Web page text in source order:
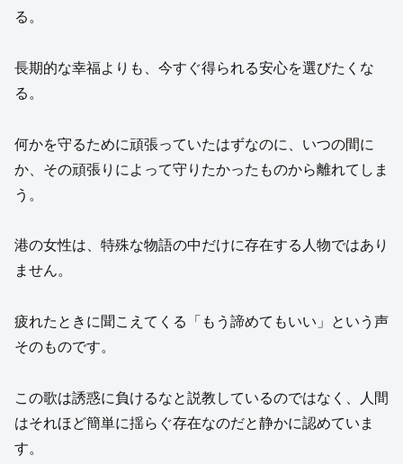
る。
長期的な幸福よりも、今すぐ得られる安心を選びたくな
る。
何かを守るために頑張っていたはずなのに、いつの間に
か、その頑張りによって守りたかったものから離れてしま
う。
港の女性は、特殊な物語の中だけに存在する人物ではあり
ません。
疲れたときに聞こえてくる「もう諦めてもいい」という声
そのものです。
この歌は誘惑に負けるなと説教しているのではなく、人間
はそれほど簡単に揺らぐ存在なのだと静かに認めていま
す。